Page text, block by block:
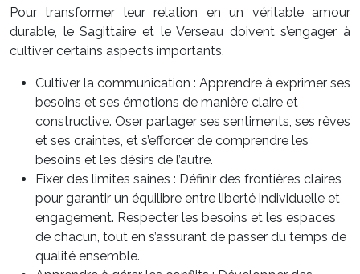
Pour transformer leur relation en un véritable amour
durable, le Sagittaire et le Verseau doivent s’engager à
cultiver certains aspects importants.
Cultiver la communication : Apprendre à exprimer ses
besoins et ses émotions de manière claire et
constructive. Oser partager ses sentiments, ses rêves
et ses craintes, et s’efforcer de comprendre les
besoins et les désirs de l’autre.
Fixer des limites saines : Définir des frontières claires
pour garantir un équilibre entre liberté individuelle et
engagement. Respecter les besoins et les espaces
de chacun, tout en s’assurant de passer du temps de
qualité ensemble.